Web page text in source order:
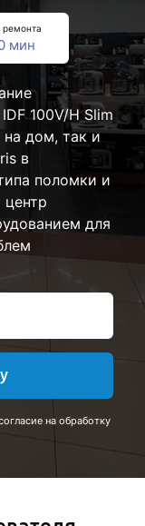
мин
100V/H Slim
дом, так и
в
поломки и
для
на обработку